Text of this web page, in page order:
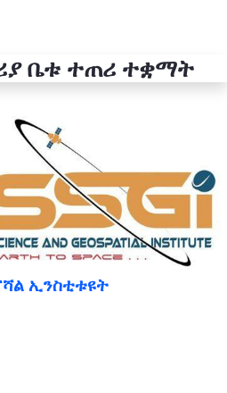
ቤቱ ተጠሪ ተቋማት
ኢንስቲቱዩት